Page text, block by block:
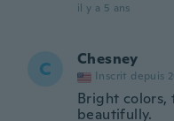
il y a 5 ans
C Chesney
Inscrit depuis
Bright colors,
beautifully.